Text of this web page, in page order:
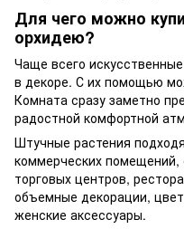
Для чего можно
орхидею?
Чаще всего
в декоре. С их помощью
Комната сразу заметно
радостной комфортной
Штучные растения
коммерческих
торговых центров,
объемные декорации,
женские аксессуары.